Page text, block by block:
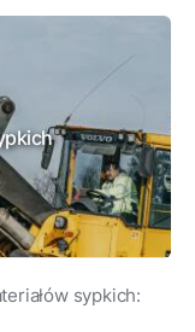
sypkich: